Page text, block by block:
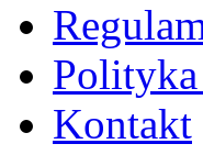
Kontakt